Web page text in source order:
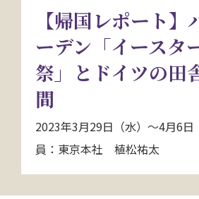
電話にてお問
【帰国レポート】
ーデン「イースタ
祭」とドイツの田
間
2023年3月29日（水）～4月6
員：東京本社 植松祐太